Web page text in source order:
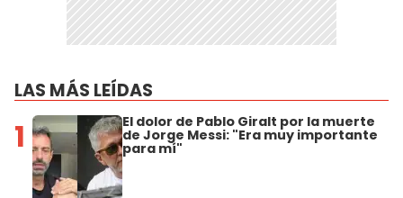
LAS MÁS LEÍDAS
1 El dolor de Pablo Giralt por la muerte
de Jorge Messi: "Era muy importante
para mí"